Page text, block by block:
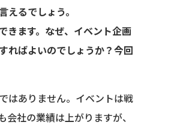
るでしょう。
きます。なぜ、イベント企画
ればよいのでしょうか？今回
はありません。イベントは戦
社の業績は上がりますが、